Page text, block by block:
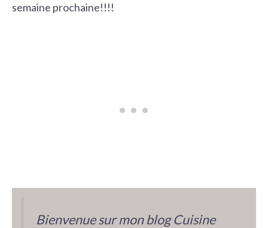
semaine prochaine!!!!
Bienvenue sur mon blog Cuisine